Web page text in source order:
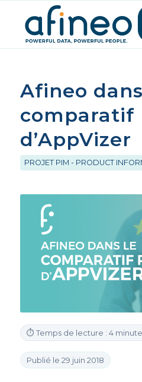
Afineo
comparatif
d’AppVizer
PROJET PIM - PRODUCT
⏱ Temps de lecture : 4
Publié le 29 juin 2018